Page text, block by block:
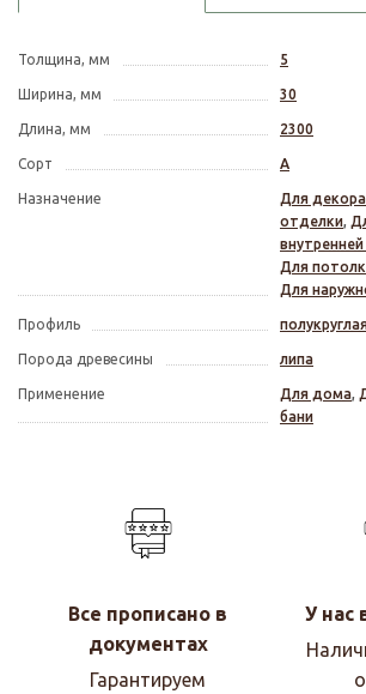
Толщина, мм 5
Ширина, мм 30
Длина, мм 2300
Сорт А
Назначение
Для
отделки,
Для
Для
Профиль
Порода древесины липа
Применение Для дома,
бани
Все прописано в
документах
Гарантируем
У нас